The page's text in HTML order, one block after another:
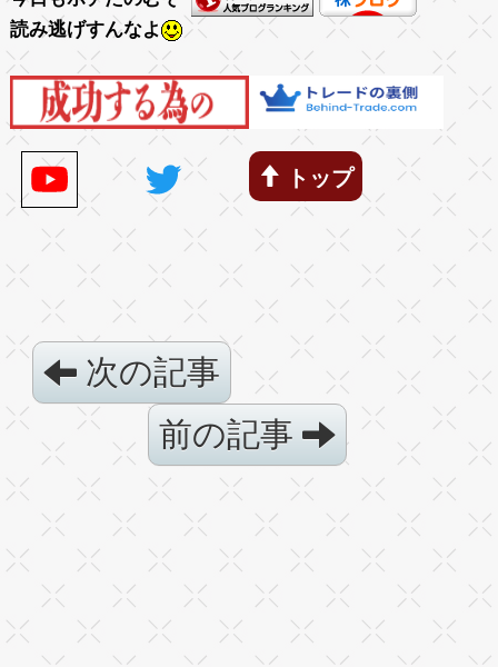
読み逃げすんなよ
トップ
次の記事
前の記事